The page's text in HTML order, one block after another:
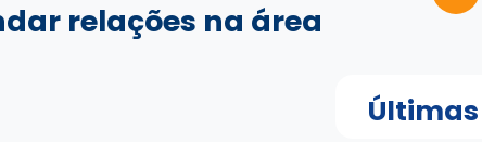
relações na área